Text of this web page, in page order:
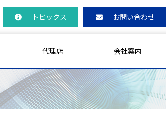
トピックス お問い合わせ
代理店 会社案内